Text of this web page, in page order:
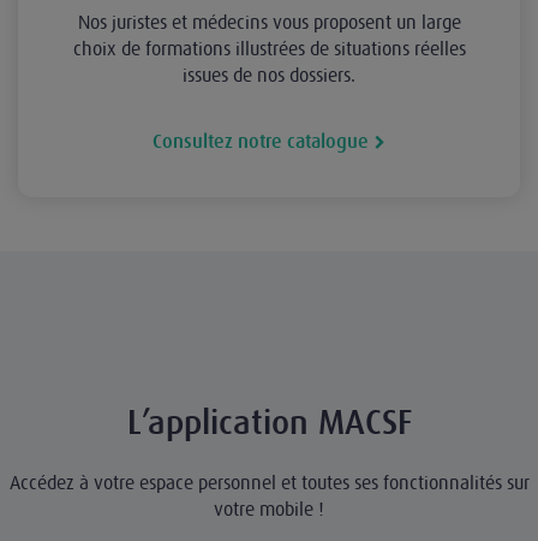
Nos juristes et médecins vous proposent un large
choix de formations illustrées de situations réelles
issues de nos dossiers.
Consultez notre catalogue
L’application MACSF
Accédez à votre espace personnel et toutes ses fonctionnalités sur
votre mobile !